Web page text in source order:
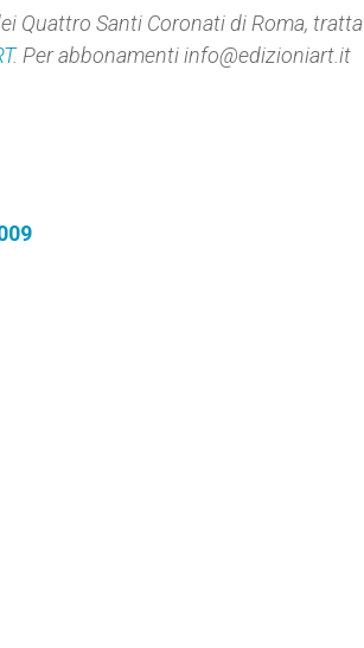
Quattro Santi Coronati di Roma, tratta
. Per abbonamenti info@edizioniart.it